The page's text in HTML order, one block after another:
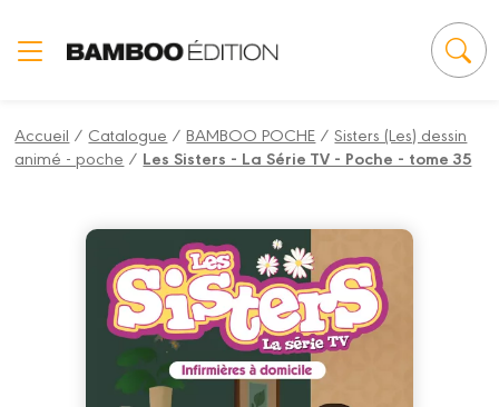
Accueil / Catalogue /BAMBOO POCHE /Sisters (Les) dessin
animé - poche / Les Sisters - La Série TV - Poche - tome 35